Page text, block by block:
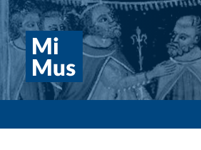
Vés
al
contingut